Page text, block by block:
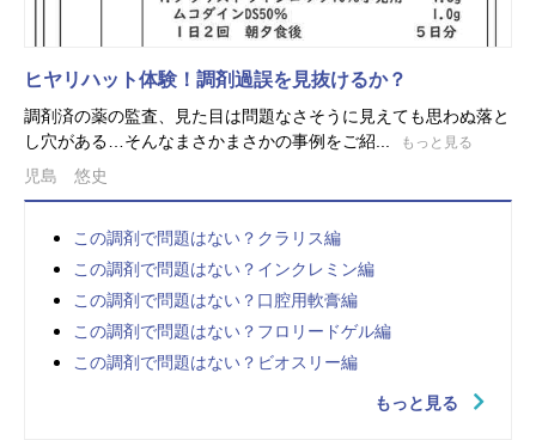
ヒヤリハット体験！調剤過誤を見抜けるか？
調剤済の薬の監査、見た目は問題なさそうに見えても思わぬ落と
し穴がある…そんなまさかまさかの事例をご紹...
もっと見る
児島 悠史
この調剤で問題はない？クラリス編
この調剤で問題はない？インクレミン編
この調剤で問題はない？口腔用軟膏編
この調剤で問題はない？フロリードゲル編
この調剤で問題はない？ビオスリー編
もっと見る